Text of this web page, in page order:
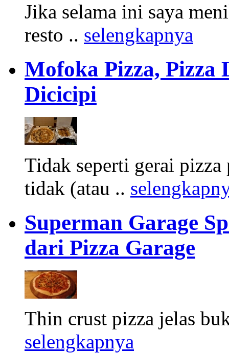
Jika selama ini saya
resto .. selengkapnya
Mofoka Pizza, Pizza
Dicicipi
Tidak seperti gerai
tidak (atau ..
Superman Garage
dari Pizza Garage
Thin crust pizza jelas
selengkapnya